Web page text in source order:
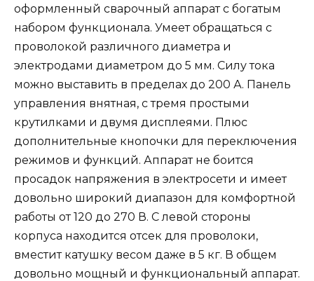
оформленный сварочный аппарат с богатым
набором функционала. Умеет обращаться с
проволокой различного диаметра и
электродами диаметром до 5 мм. Силу тока
можно выставить в пределах до 200 А. Панель
управления внятная, с тремя простыми
крутилками и двумя дисплеями. Плюс
дополнительные кнопочки для переключения
режимов и функций. Аппарат не боится
просадок напряжения в электросети и имеет
довольно широкий диапазон для комфортной
работы от 120 до 270 В. С левой стороны
корпуса находится отсек для проволоки,
вместит катушку весом даже в 5 кг. В общем
довольно мощный и функциональный аппарат.